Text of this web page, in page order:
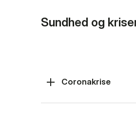
Sundhed og
Coronakrise